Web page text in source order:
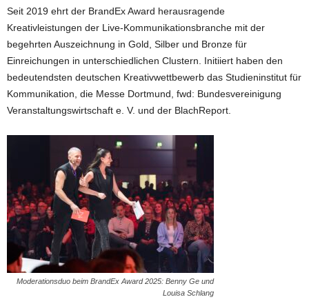
Seit 2019 ehrt der BrandEx Award herausragende
Kreativleistungen der Live-Kommunikationsbranche mit der
begehrten Auszeichnung in Gold, Silber und Bronze für
Einreichungen in unterschiedlichen Clustern. Initiiert haben den
bedeutendsten deutschen Kreativwettbewerb das Studieninstitut für
Kommunikation, die Messe Dortmund, fwd: Bundesvereinigung
Veranstaltungswirtschaft e. V. und der BlachReport.
Moderationsduo beim BrandEx Award 2025: Benny Ge und
Louisa Schlang